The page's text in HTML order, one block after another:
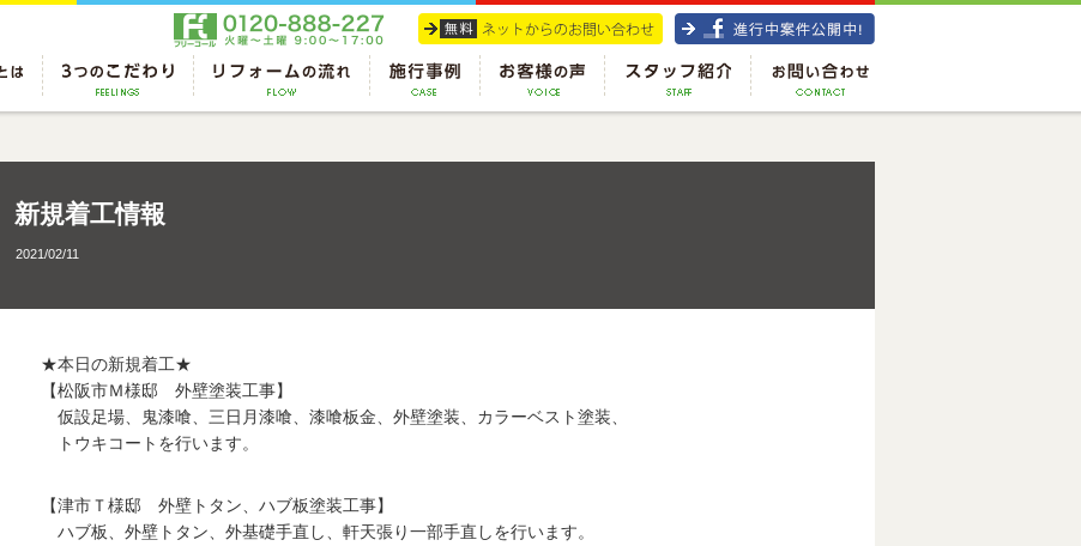
新規着工情報
2021/02/11
★本日の新規着工★
【松阪市Ｍ様邸 外壁塗装工事】
仮設足場、鬼漆喰、三日月漆喰、漆喰板金、外壁塗装、カラーベスト塗装、
トウキコートを行います。
【津市Ｔ様邸 外壁トタン、ハブ板塗装工事】
ハブ板、外壁トタン、外基礎手直し、軒天張り一部手直しを行います。